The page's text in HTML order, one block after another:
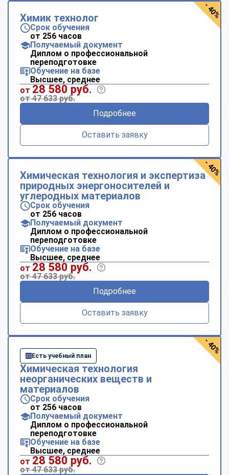
Химик технолог
Срок обучения
от 256 часов
Получаемый документ
Диплом о профессиональной
переподготовке
Обучение на базе
Высшее, среднее
от 28 580 руб.
от 47 633 руб.
Подробнее
Оставить заявку
- 40%
Химическая технология и экспертиза
природных энергоносителей и
углеродных материалов
Срок обучения
от 256 часов
Получаемый документ
Диплом о профессиональной
переподготовке
Обучение на базе
Высшее, среднее
от 28 580 руб.
от 47 633 руб.
Подробнее
Оставить заявку
- 40%
Есть учебный план
Химическая технология
неорганических веществ и
материалов
Срок обучения
от 256 часов
Получаемый документ
Диплом о профессиональной
переподготовке
Обучение на базе
Высшее, среднее
от 28 580 руб.
от 47 633 руб.
- 40%